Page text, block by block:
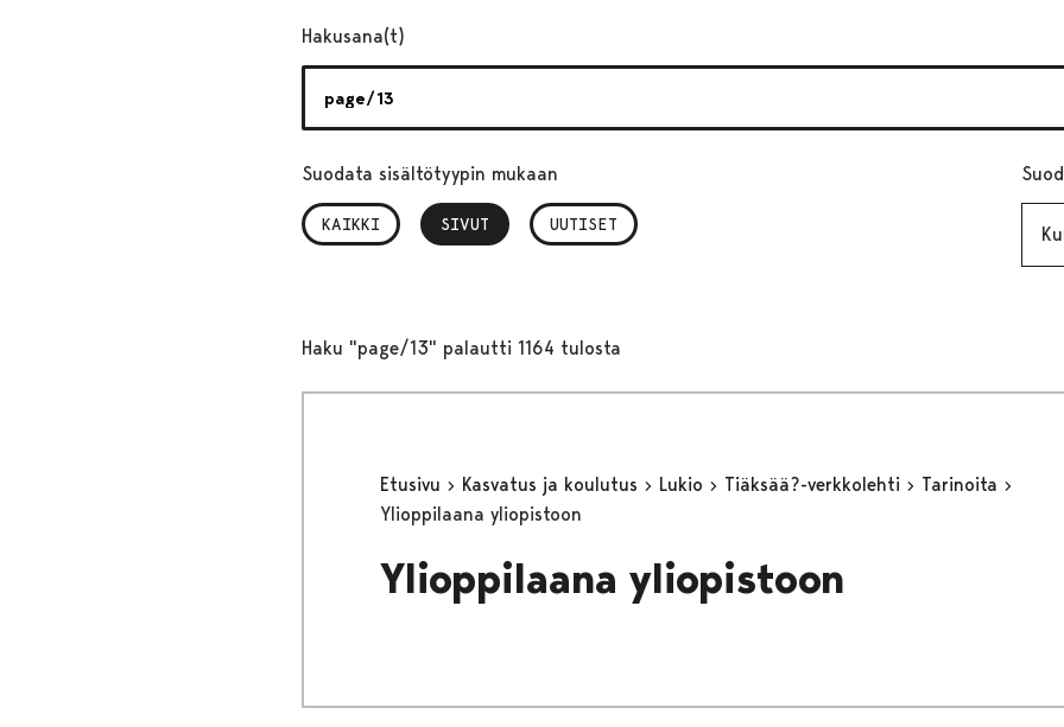
Hakusana(t)
Suodata sisältötyypin mukaan
KAIKKI SIVUT
, VALITTU UUTISET
Haku "page/13" palautti 1164 tulosta
Etusivu Kasvatus ja koulutus Lukio Tiäksää?-verkkolehti
Tarinoita
Ylioppilaana yliopistoon
Ylioppilaana yliopistoon